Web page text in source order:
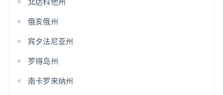
俄亥俄州
宾夕法尼亚州
罗得岛州
南卡罗来纳州